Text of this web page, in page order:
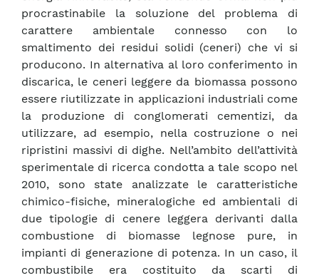
procrastinabile la soluzione del problema di
carattere ambientale connesso con lo
smaltimento dei residui solidi (ceneri) che vi si
producono. In alternativa al loro conferimento in
discarica, le ceneri leggere da biomassa possono
essere riutilizzate in applicazioni industriali come
la produzione di conglomerati cementizi, da
utilizzare, ad esempio, nella costruzione o nei
ripristini massivi di dighe. Nell’ambito dell’attività
sperimentale di ricerca condotta a tale scopo nel
2010, sono state analizzate le caratteristiche
chimico-fisiche, mineralogiche ed ambientali di
due tipologie di cenere leggera derivanti dalla
combustione di biomasse legnose pure, in
impianti di generazione di potenza. In un caso, il
combustibile era costituito da scarti di